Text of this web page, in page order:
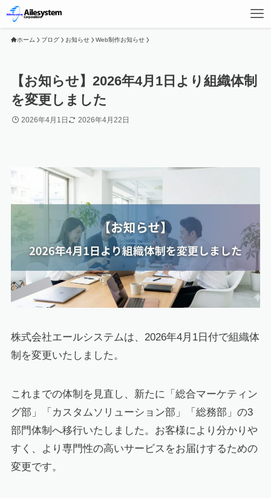
ホーム ブログ お知らせ Web制作お知らせ
【お知らせ】2026年4月1日より組織体制
を変更しました
2026年4月1日 2026年4月22日
株式会社エールシステムは、2026年4月1日付で組織体
制を変更いたしました。
これまでの体制を見直し、新たに「総合マーケティン
グ部」「カスタムソリューション部」「総務部」の3
部門体制へ移行いたしました。お客様により分かりや
すく、より専門性の高いサービスをお届けするための
変更です。